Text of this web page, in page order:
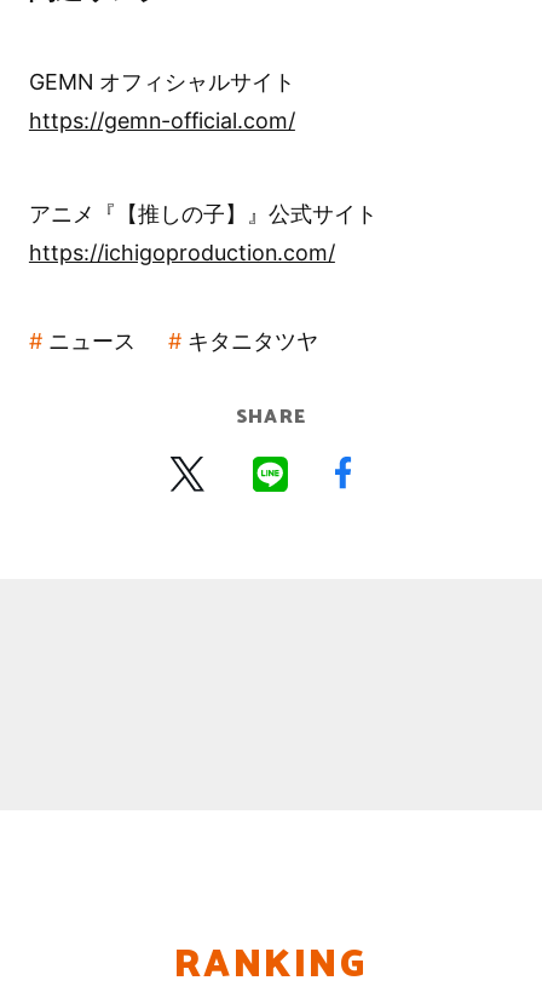
GEMN オフィシャルサイト
https://gemn-official.com/
アニメ『【推しの子】』公式サイト
https://ichigoproduction.com/
ニュース キタニタツヤ
SHARE
RANKING